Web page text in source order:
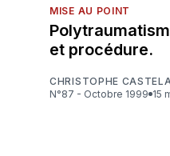
MISE AU POINT
et procédure.
CHRISTOPHE
N°87 - Octobre 1999
15